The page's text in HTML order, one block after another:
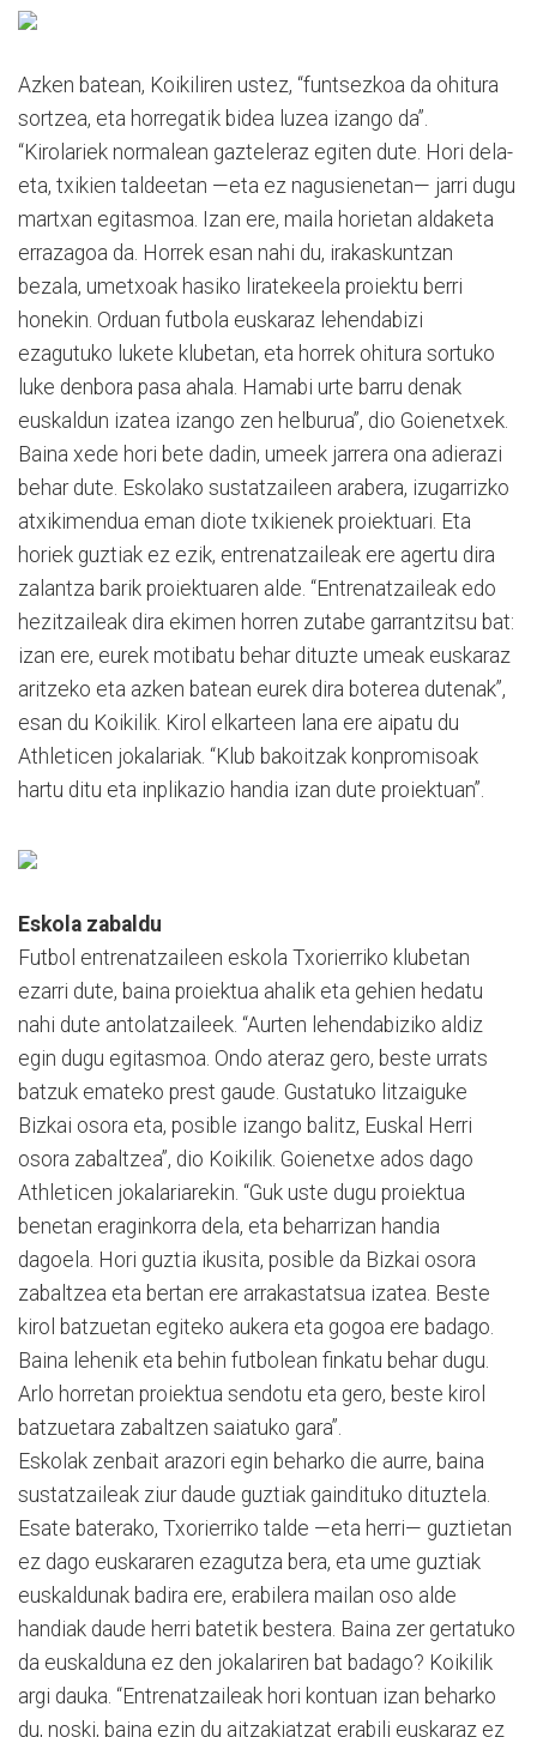
Azken batean, Koikiliren ustez, “funtsezkoa da ohitura
sortzea, eta horregatik bidea luzea izango da”.
“Kirolariek normalean gazteleraz egiten dute. Hori dela-
eta, txikien taldeetan —eta ez nagusienetan— jarri dugu
martxan egitasmoa. Izan ere, maila horietan aldaketa
errazagoa da. Horrek esan nahi du, irakaskuntzan
bezala, umetxoak hasiko liratekeela proiektu berri
honekin. Orduan futbola euskaraz lehendabizi
ezagutuko lukete klubetan, eta horrek ohitura sortuko
luke denbora pasa ahala. Hamabi urte barru denak
euskaldun izatea izango zen helburua”, dio Goienetxek.
Baina xede hori bete dadin, umeek jarrera ona adierazi
behar dute. Eskolako sustatzaileen arabera, izugarrizko
atxikimendua eman diote txikienek proiektuari. Eta
horiek guztiak ez ezik, entrenatzaileak ere agertu dira
zalantza barik proiektuaren alde. “Entrenatzaileak edo
hezitzaileak dira ekimen horren zutabe garrantzitsu bat:
izan ere, eurek motibatu behar dituzte umeak euskaraz
aritzeko eta azken batean eurek dira boterea dutenak”,
esan du Koikilik. Kirol elkarteen lana ere aipatu du
Athleticen jokalariak. “Klub bakoitzak konpromisoak
hartu ditu eta inplikazio handia izan dute proiektuan”.
Eskola zabaldu
Futbol entrenatzaileen eskola Txorierriko klubetan
ezarri dute, baina proiektua ahalik eta gehien hedatu
nahi dute antolatzaileek. “Aurten lehendabiziko aldiz
egin dugu egitasmoa. Ondo ateraz gero, beste urrats
batzuk emateko prest gaude. Gustatuko litzaiguke
Bizkai osora eta, posible izango balitz, Euskal Herri
osora zabaltzea”, dio Koikilik. Goienetxe ados dago
Athleticen jokalariarekin. “Guk uste dugu proiektua
benetan eraginkorra dela, eta beharrizan handia
dagoela. Hori guztia ikusita, posible da Bizkai osora
zabaltzea eta bertan ere arrakastatsua izatea. Beste
kirol batzuetan egiteko aukera eta gogoa ere badago.
Baina lehenik eta behin futbolean finkatu behar dugu.
Arlo horretan proiektua sendotu eta gero, beste kirol
batzuetara zabaltzen saiatuko gara”.
Eskolak zenbait arazori egin beharko die aurre, baina
sustatzaileak ziur daude guztiak gaindituko dituztela.
Esate baterako, Txorierriko talde —eta herri— guztietan
ez dago euskararen ezagutza bera, eta ume guztiak
euskaldunak badira ere, erabilera mailan oso alde
handiak daude herri batetik bestera. Baina zer gertatuko
da euskalduna ez den jokalariren bat badago? Koikilik
argi dauka. “Entrenatzaileak hori kontuan izan beharko
du, noski, baina ezin du aitzakiatzat erabili euskaraz ez